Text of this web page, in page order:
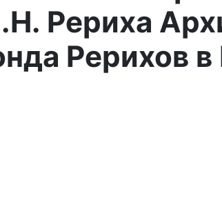
Рериха
Рерихов